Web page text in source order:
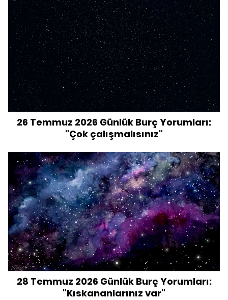
26 Temmuz 2026 Günlük Burç Yorumları:
"Çok çalışmalısınız"
28 Temmuz 2026 Günlük Burç Yorumları:
"Kıskananlarınız var"